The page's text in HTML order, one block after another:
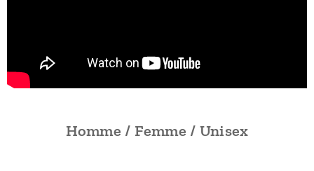
Homme / Femme / Unisex